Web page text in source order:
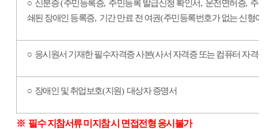
○ 신분증(주민등록증, 주민등록 발급신청 확인서, 운전면허증, 주민
쇄된 장애인 등록증, 기간 만료 전 여권(주민등록번호가 없는 신형여
○ 응시원서 기재한 필수자격증 사본(사서 자격증 또는 컴퓨터 자격증
○ 장애인 및 취업보호(지원) 대상자 증명서
※ 필수 지참서류 미지참 시 면접전형 응시불가